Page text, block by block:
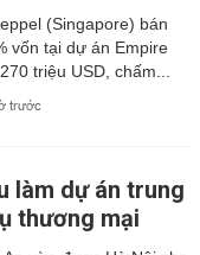
(Singapore) bán
vốn tại dự án Empire
triệu USD, chấm...
trước
làm dự án trung
thương mại